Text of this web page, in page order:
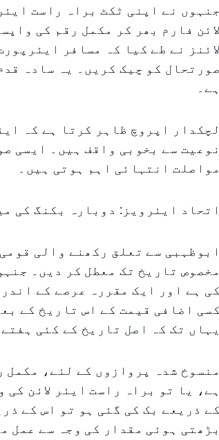
جنہوں نے اپنی ٹکٹ براہ راست
لائن فارم بھر کر مکمل رقم کی
لائنز نے طے کیا کہ مسافر
صورتحال کو چیک کریں۔ یہ سادہ
ہے۔
لچکدار اپروچ ظاہر کرتا ہے کہ
نوعیت سے بخوبی واقف ہیں۔ ایسی
مواصلت انتہائی اہم ہوتی ہیں۔
اتحاد ایئرویز: دوبارہ بکنگ کی
ابوظہبی سے تعلق رکھنے والی
مخصوص تاریخ تک معطل کر دیں۔
کی ہے اور ایک مقررہ عرصے کے
کسی اضافی قیمت کے اس تاریخ کے
یہاں تک کہ اصل تاریخ کے کئی ہفتے
منسوخ شدہ پروازوں کے لئے،
ہے، یا تو براہ راست ایئر لائن
کے ذریعے بک کی گئی ہو تو اس کے
بڑھتی ہوئی مقدار کی وجہ سے عمل